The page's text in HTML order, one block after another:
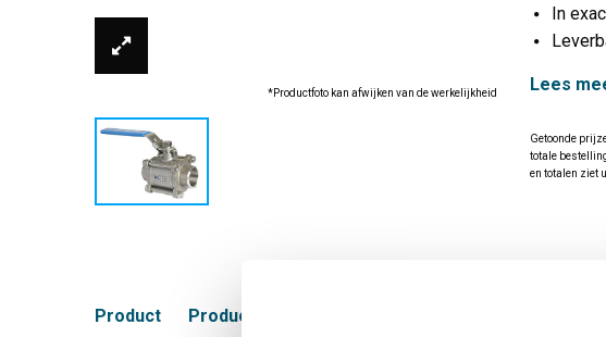
*Productfoto kan afwijken van de werkelijkheid
In
Lees
Getoonde
totale
en totalen ziet
Product Product omschrijving